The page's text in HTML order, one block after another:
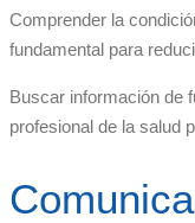
Comprender la
fundamental para
Buscar información de
profesional de la salud